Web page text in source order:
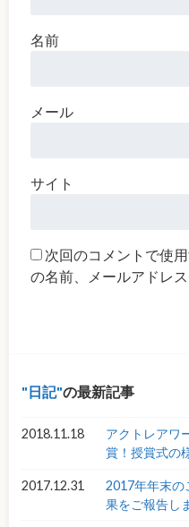
名前
メール
サイト
次回のコメントで使
の名前、メールアドレ
日記 の最新記事
2018.11.18
アクトレアワ
賞！授賞式の
2017.12.31
2017年年末の
果をご報告し